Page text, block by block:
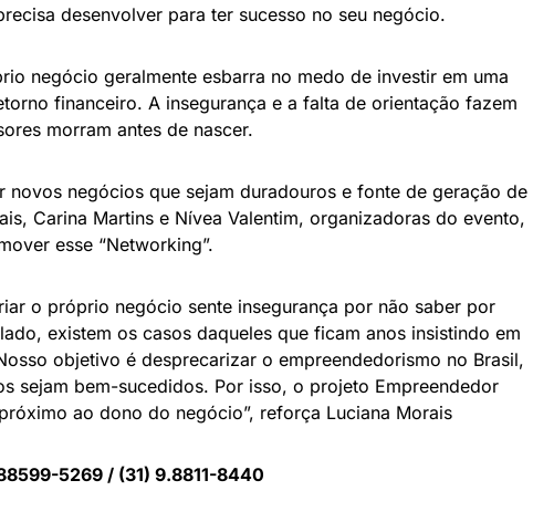
desenvolver para ter sucesso no seu negócio.
negócio geralmente esbarra no medo de investir em uma
financeiro. A insegurança e a falta de orientação fazem
morram antes de nascer.
novos negócios que sejam duradouros e fonte de geração de
Carina Martins e Nívea Valentim, organizadoras do evento,
esse “Networking”.
o próprio negócio sente insegurança por não saber por
existem os casos daqueles que ficam anos insistindo em
objetivo é desprecarizar o empreendedorismo no Brasil,
sejam bem-sucedidos. Por isso, o projeto Empreendedor
ao dono do negócio”, reforça Luciana Morais
5269 / (31) 9.8811-8440